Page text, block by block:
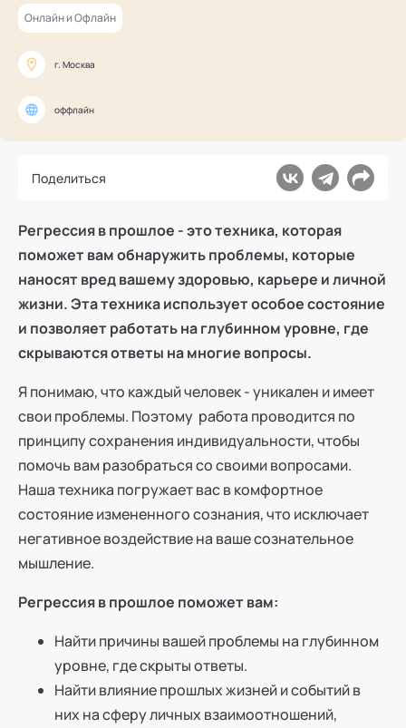
Онлайн и Офлайн
г. Москва
оффлайн
Поделиться
Регрессия в прошлое - это техника, которая
поможет вам обнаружить проблемы, которые
наносят вред вашему здоровью, карьере и личной
жизни. Эта техника использует особое состояние
и позволяет работать на глубинном уровне, где
скрываются ответы на многие вопросы.
Я понимаю, что каждый человек - уникален и имеет
свои проблемы. Поэтому работа проводится по
принципу сохранения индивидуальности, чтобы
помочь вам разобраться со своими вопросами.
Наша техника погружает вас в комфортное
состояние измененного сознания, что исключает
негативное воздействие на ваше сознательное
мышление.
Регрессия в прошлое поможет вам:
Найти причины вашей проблемы на глубинном
уровне, где скрыты ответы.
Найти влияние прошлых жизней и событий в
них на сферу личных взаимоотношений,
Профессионалам
Поддержка
Режим работы и тп